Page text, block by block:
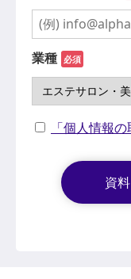
業種 必須
「個人情報